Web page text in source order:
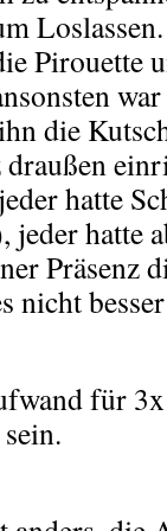
Loslassen.
Pirouette
die
draußen
hatte
hatte
Präsenz
nicht
für